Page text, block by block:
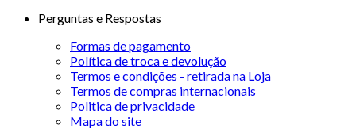
Perguntas e Respostas
Formas de pagamento
Política de troca e devolução
Termos e condições - retirada na Loja
Termos de compras internacionais
Politica de privacidade
Mapa do site